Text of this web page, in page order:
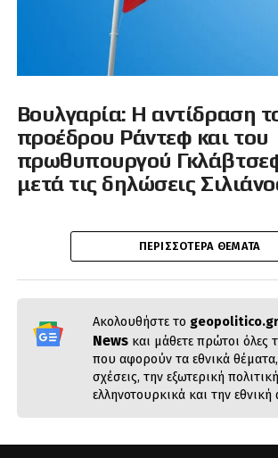
Βουλγαρία: Η αντίδραση
προέδρου Ράντεφ και του
πρωθυπουργού
μετά τις δηλώσεις
ΠΕΡΙΣΣΌΤΕΡΑ ΘΈΜΑΤΑ
Ακολουθήστε το geopolitico.gr
Newsκαι μάθετε πρώτοι όλες
που αφορούν τα εθνικά θέματα,
σχέσεις, την εξωτερική
ελληνοτουρκικά και την εθνική